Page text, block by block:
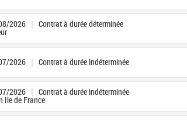
2026
Contrat à durée déterminée
2026 Contrat à durée indéterminée
2026
Contrat à durée indéterminée
Ile de France